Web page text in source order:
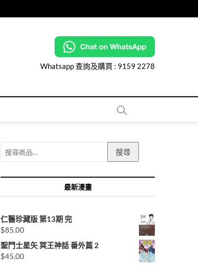
Whatsapp 查詢及購買 : 9159 2278
鍵
搜尋
最新漫畫
仁醫珍藏版 第13期 完
$85.00
聖鬥士星矢 冥王神話 番外篇 2
$45.00